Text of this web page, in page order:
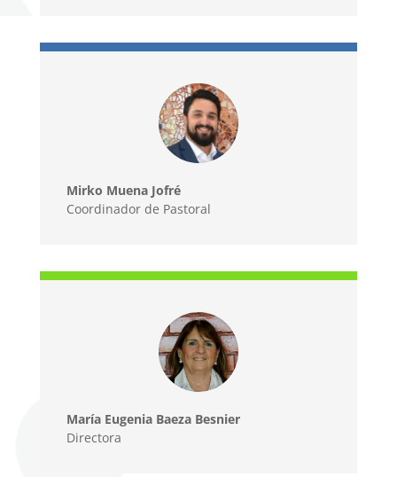
Mirko Muena Jofré
Coordinador de Pastoral
María Eugenia Baeza Besnier
Directora